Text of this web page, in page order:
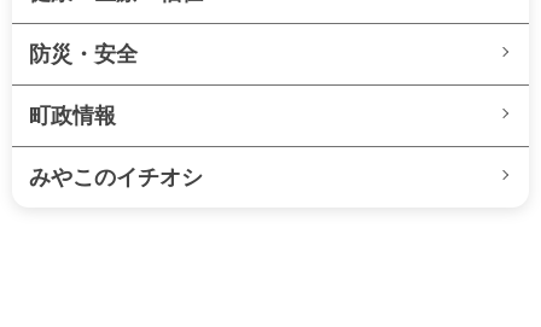
防災・安全
町政情報
みやこのイチオシ